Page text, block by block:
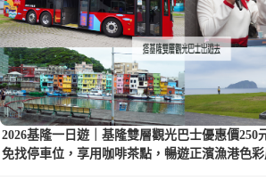
2026基隆一日遊｜基隆雙層觀光巴士優惠價250
免找停車位，享用咖啡茶點，暢遊正濱漁港色